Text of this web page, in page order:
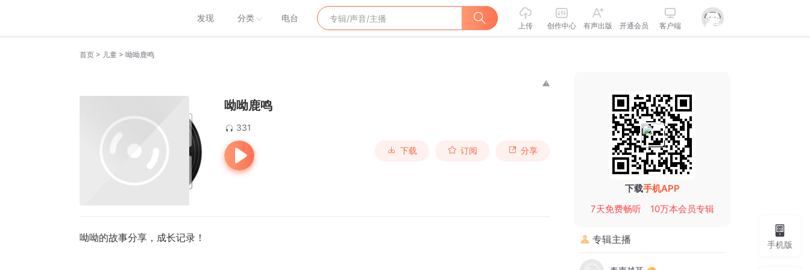
发现 分类 电台
上传 创作中心 有声出版 开通会员 客户端
首页 > 儿童 > 呦呦鹿鸣
呦呦鹿鸣
331
下载 订阅 分享
呦呦的故事分享，成长记录！
下载手机APP
7天免费畅听
10万本会员专辑
专辑主播 手机版